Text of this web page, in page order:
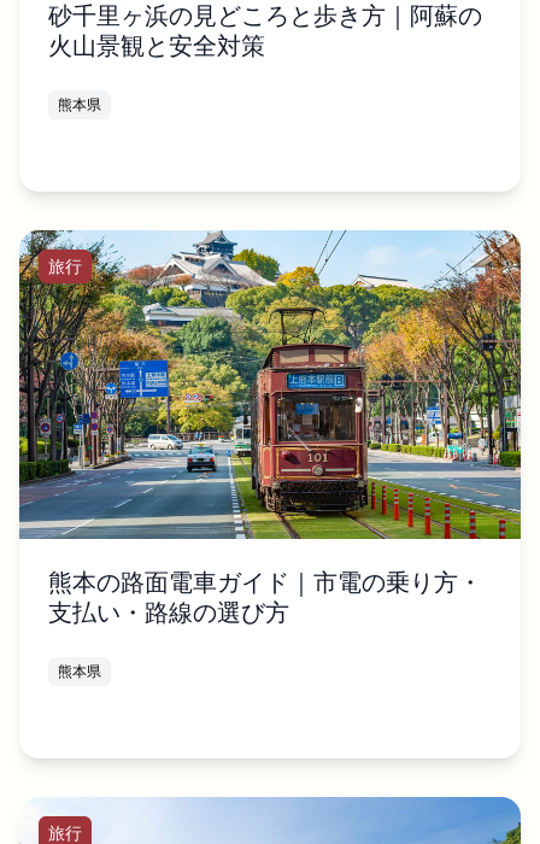
砂千里ヶ浜の見どころと歩き方｜阿蘇の
火山景観と安全対策
熊本県
旅行
熊本の路面電車ガイド｜市電の乗り方・
支払い・路線の選び方
熊本県
旅行